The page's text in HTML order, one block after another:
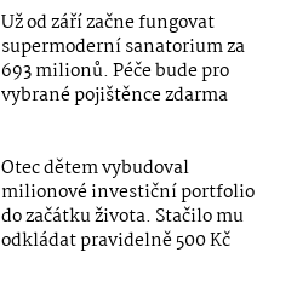
Už od září začne fungovat
supermoderní sanatorium za
693 milionů. Péče bude pro
vybrané pojištěnce zdarma
Otec dětem vybudoval
milionové investiční portfolio
do začátku života. Stačilo mu
odkládat pravidelně 500 Kč